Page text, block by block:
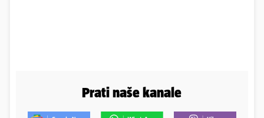
Prati naše kanale